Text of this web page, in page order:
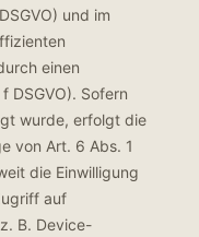
und im
einen
DSGVO). Sofern
wurde, erfolgt die
von Art. 6 Abs. 1
die Einwilligung
auf
B. Device-